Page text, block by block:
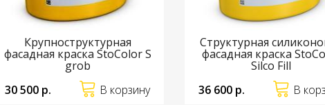
Крупноструктурная
фасадная краска StoColor S
grob
30 500 р.
В корзину
Структурная
фасадная краска
Silco Fill
36 600 р.
В